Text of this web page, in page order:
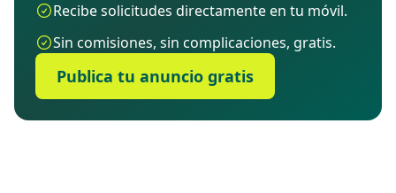
Recibe solicitudes directamente en tu móvil.
Sin comisiones, sin complicaciones, gratis.
Publica tu anuncio gratis